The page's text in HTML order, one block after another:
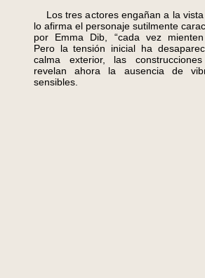
Los tres actores engañan a la vista
lo afirma el personaje sutilmente
por Emma Dib, “cada vez mienten
Pero la tensión inicial ha
calma exterior, las construcciones
revelan ahora la ausencia de
sensibles.